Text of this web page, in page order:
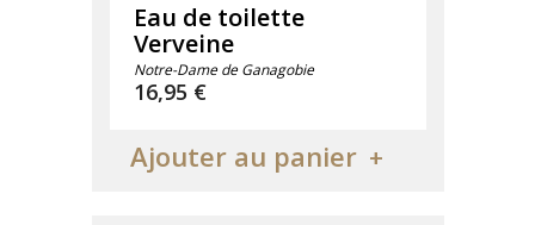
Eau de toilette
Verveine
Notre-Dame de Ganagobie
Prix
16,95 €
Ajouter au panier